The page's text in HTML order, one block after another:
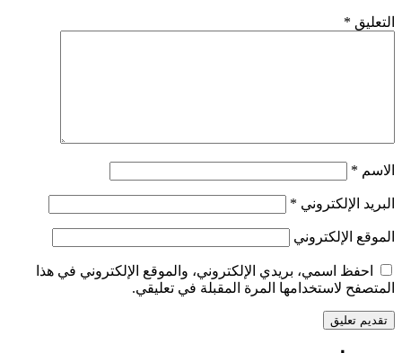
التعليق *
الاسم *
البريد الإلكتروني *
الموقع الإلكتروني
احفظ اسمي، بريدي الإلكتروني، والموقع الإلكتروني في هذا
المتصفح لاستخدامها المرة المقبلة في تعليقي.